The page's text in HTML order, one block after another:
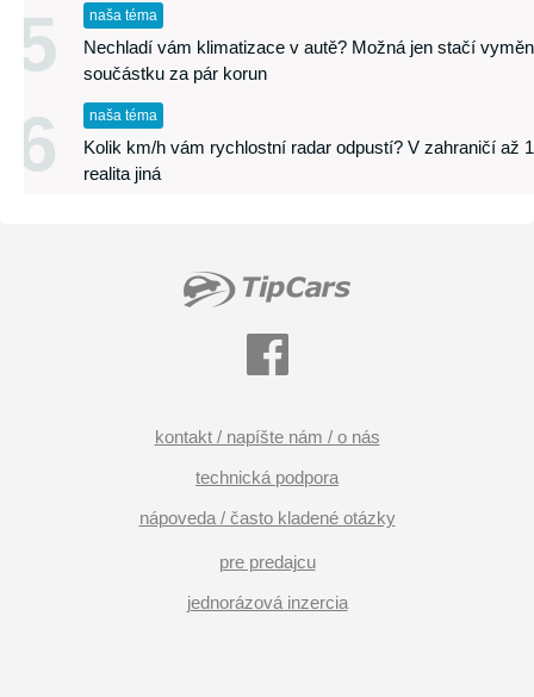
5 naša téma
Nechladí vám klimatizace v autě? Možná jen stačí
součástku za pár korun
6 naša téma
Kolik km/h vám rychlostní radar odpustí? V zahraničí až
realita jiná
kontakt / napíšte nám / o nás
technická podpora
nápoveda / často kladené otázky
pre predajcu
jednorázová inzercia